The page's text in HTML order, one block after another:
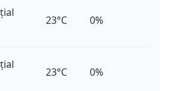
23°C 0%
23°C 0%